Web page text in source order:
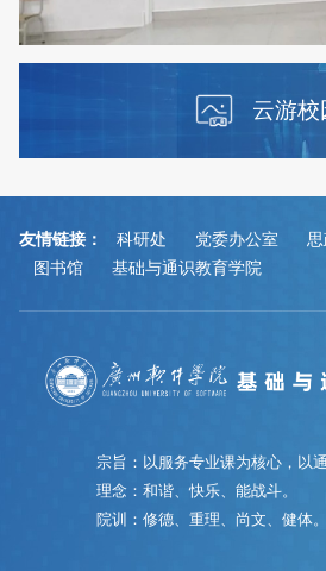
云游校
友情链接： 科研处 党委办公室
图书馆
基础与通识教育学院
宗旨：以服务专业课为核心，以
理念：和谐、快乐、能战斗。
院训：修德、重理、尚文、健体。